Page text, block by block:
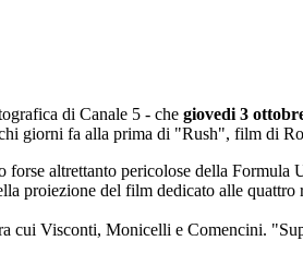
di Canale 5 - che giovedi 3
giorni fa alla prima di "Rush", film di
altrettanto pericolose della Formula
proiezione del film dedicato alle quattro
cui Visconti, Monicelli e Comencini.